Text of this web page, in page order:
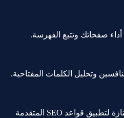
أداء صفحاتك وتتبع الفهرسة.
وتحليل الكلمات المفتاحية.
: أداة ووردبريس ممتازة لتطبيق قواعد SEO المتقدمة